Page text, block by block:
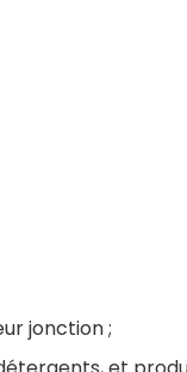
jonction ;